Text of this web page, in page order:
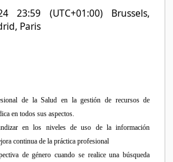
23:59 (UTC+01:00) Brussels,
Paris
de la Salud en la gestión de recursos de
en todos sus aspectos.
en los niveles de uso de la información
continua de la práctica profesional
de género cuando se realice una búsqueda